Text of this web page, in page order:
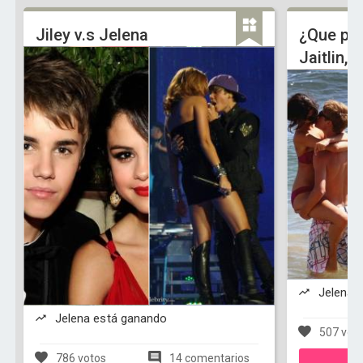
Jiley v.s Jelena
Jelena está ganando
786 votos 14 comentarios
¿Que
Jelena
507